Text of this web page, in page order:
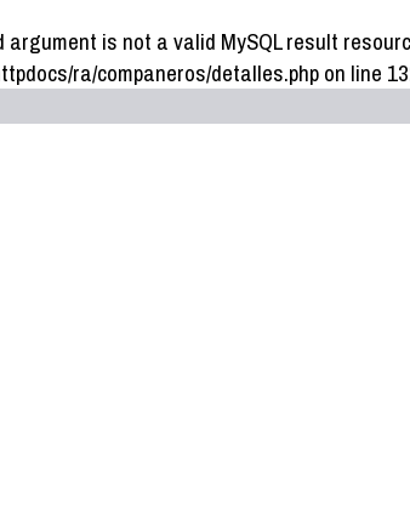
is not a valid MySQL result
ra/companeros/detalles.php on line